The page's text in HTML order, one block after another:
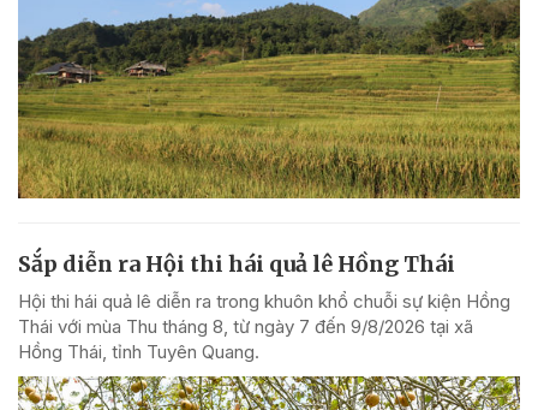
Sắp diễn ra Hội thi hái quả lê Hồng Thái
Hội thi hái quả lê diễn ra trong khuôn khổ chuỗi sự kiện Hồng
Thái với mùa Thu tháng 8, từ ngày 7 đến 9/8/2026 tại xã
Hồng Thái, tỉnh Tuyên Quang.